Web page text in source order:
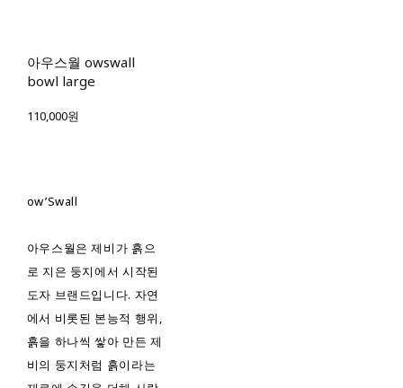
아우스월 owswall
bowl large
110,000원
ow’Swall
아우스월은 제비가 흙으
로 지은 둥지에서 시작된
도자 브랜드입니다. 자연
에서 비롯된 본능적 행위,
흙을 하나씩 쌓아 만든 제
비의 둥지처럼 흙이라는